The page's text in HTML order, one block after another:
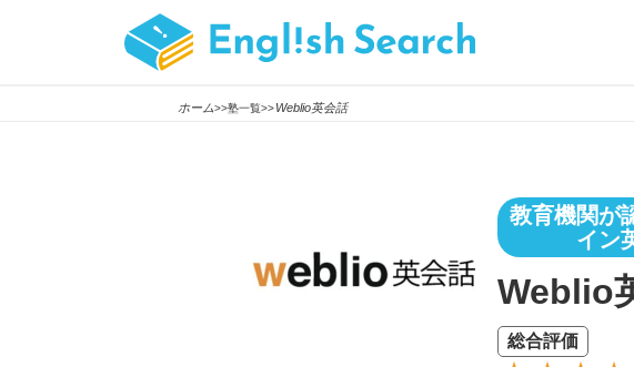
ホーム>>塾一覧>>Weblio英会話
教育機関が
イン
Weblio
総合評価